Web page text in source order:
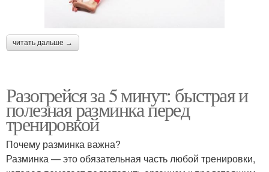
читать дальше →
Разогрейся за 5 минут: быстрая и
полезная разминка перед
тренировкой
Почему разминка важна?
Разминка — это обязательная часть любой тренировки,